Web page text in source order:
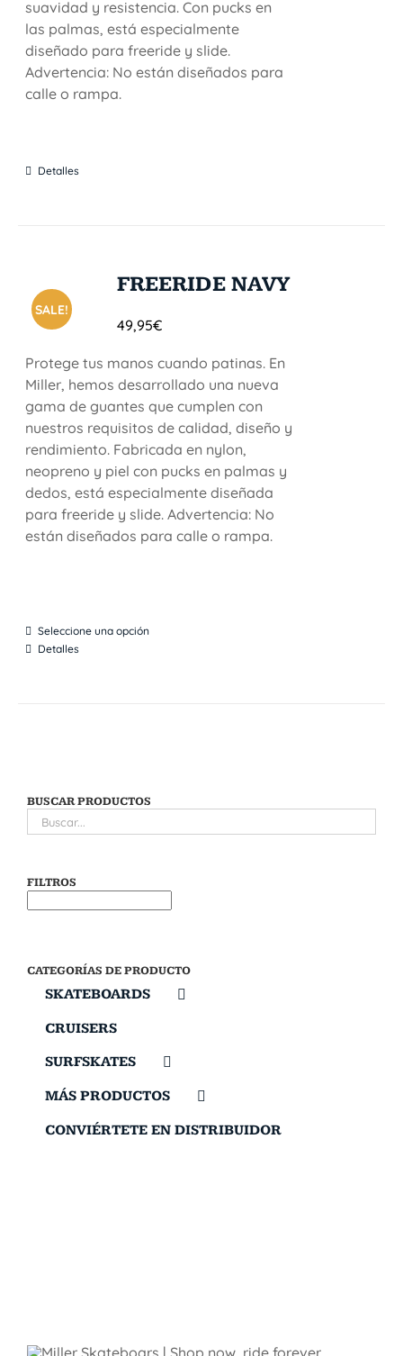
suavidad y resistencia. Con pucks en
las palmas, está especialmente
diseñado para freeride y slide.
Advertencia: No están diseñados para
calle o rampa.
Detalles
SALE!
FREERIDE NAVY
49,95€
Protege tus manos cuando patinas. En
Miller, hemos desarrollado una nueva
gama de guantes que cumplen con
nuestros requisitos de calidad, diseño y
rendimiento. Fabricada en nylon,
neopreno y piel con pucks en palmas y
dedos, está especialmente diseñada
para freeride y slide. Advertencia: No
están diseñados para calle o rampa.
Seleccione una opción
Detalles
BUSCAR PRODUCTOS
FILTROS
CATEGORÍAS DE PRODUCTO
SKATEBOARDS
CRUISERS
SURFSKATES
MÁS PRODUCTOS
CONVIÉRTETE EN DISTRIBUIDOR